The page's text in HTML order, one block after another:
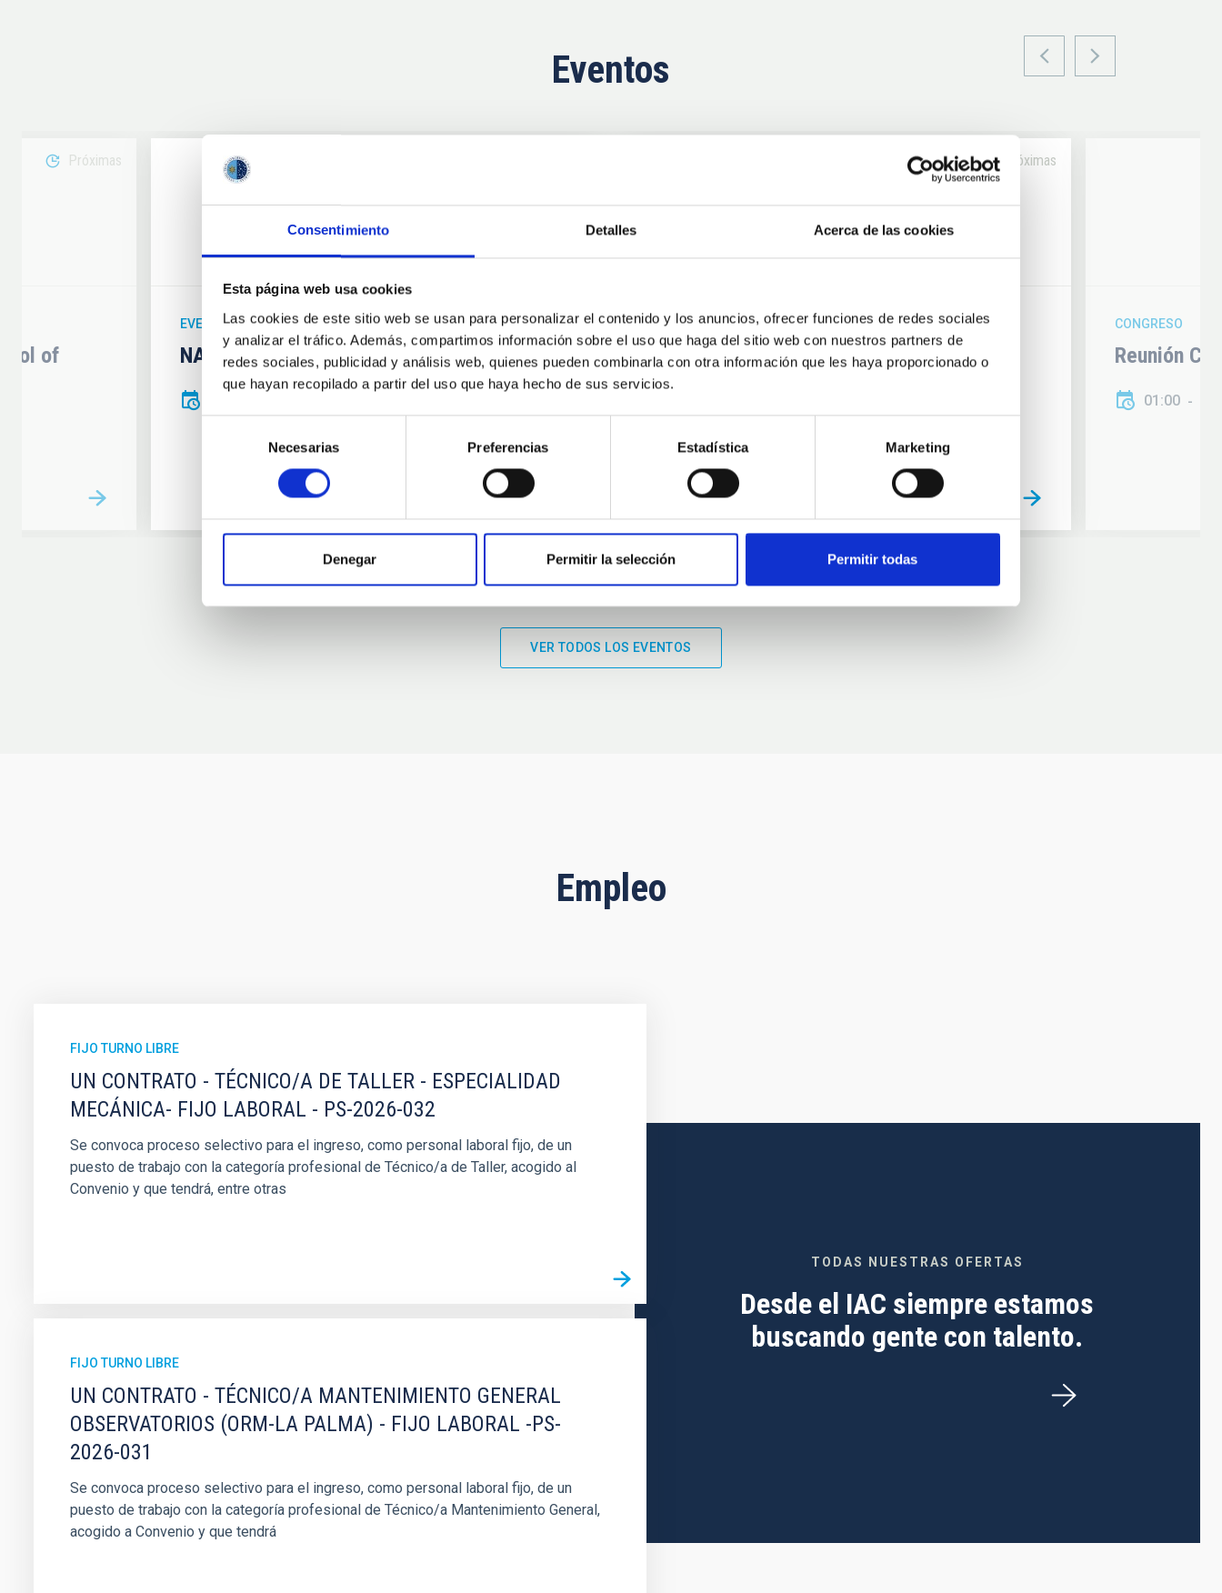
Consentimiento Detalles Acerca de las cookies
Esta página web usa cookies
Las cookies de este sitio web se usan para personalizar el contenido y los anuncios, ofrecer funciones de redes sociales
y analizar el tráfico. Además, compartimos información sobre el uso que haga del sitio web con nuestros partners de
redes sociales, publicidad y análisis web, quienes pueden combinarla con otra información que les haya proporcionado o
que hayan recopilado a partir del uso que haya hecho de sus servicios.
consentimiento
Necesarias Preferencias Estadística Marketing
Denegar Permitir la selección Permitir todas
Eventos
Próximas
of
08
AUG 26
11
AUG 26
EVENTO ASTRONÓMICO
NATE en Palencia - Eclipse Agosto 2026
10 14
Próximas
CONGRESO
Substellar Astrophysics 2026
CONGRESO
Reunión
01:00
VER TODOS LOS EVENTOS
Empleo
FIJO TURNO LIBRE
UN CONTRATO - TÉCNICO/A DE TALLER - ESPECIALIDAD
MECÁNICA- FIJO LABORAL - PS-2026-032
Se convoca proceso selectivo para el ingreso, como personal laboral fijo, de un
puesto de trabajo con la categoría profesional de Técnico/a de Taller, acogido al
Convenio y que tendrá, entre otras
FIJO TURNO LIBRE
UN CONTRATO - TÉCNICO/A MANTENIMIENTO GENERAL
OBSERVATORIOS (ORM-LA PALMA) - FIJO LABORAL -PS-
2026-031
Se convoca proceso selectivo para el ingreso, como personal laboral fijo, de un
puesto de trabajo con la categoría profesional de Técnico/a Mantenimiento General,
acogido a Convenio y que tendrá
TODAS NUESTRAS OFERTAS
Desde el IAC siempre estamos
buscando gente con talento.